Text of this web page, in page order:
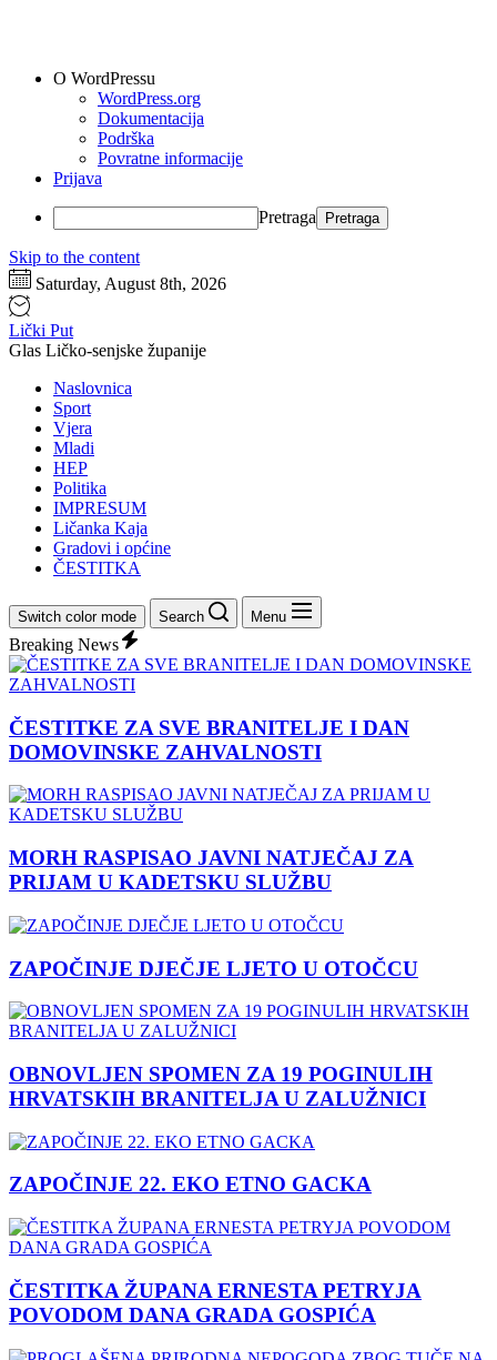
O WordPressu
WordPress.org
Dokumentacija
Podrška
Povratne informacije
Prijava
Pretraga
Skip to the content
Saturday, August 8th, 2026
Lički Put
Glas Ličko-senjske županije
Naslovnica
Sport
Vjera
Mladi
HEP
Politika
IMPRESUM
Ličanka Kaja
Gradovi i općine
ČESTITKA
Switch color mode Search Menu
Breaking News
ČESTITKE ZA SVE BRANITELJE I DAN
DOMOVINSKE ZAHVALNOSTI
MORH RASPISAO JAVNI NATJEČAJ ZA
PRIJAM U KADETSKU SLUŽBU
ZAPOČINJE DJEČJE LJETO U OTOČCU
OBNOVLJEN SPOMEN ZA 19 POGINULIH
HRVATSKIH BRANITELJA U ZALUŽNICI
ZAPOČINJE 22. EKO ETNO GACKA
ČESTITKA ŽUPANA ERNESTA PETRYJA
POVODOM DANA GRADA GOSPIĆA